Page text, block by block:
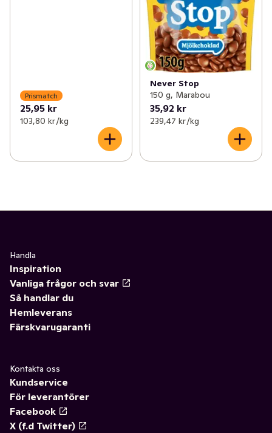
Prismatch
25,95 kr
103,80 kr /kg
Never Stop
150 g, Marabou
35,92 kr
239,47 kr /kg
Handla
Inspiration
Vanliga frågor och svar
Så handlar du
Hemleverans
Färskvarugaranti
Kontakta oss
Kundservice
För leverantörer
Facebook
X (f.d Twitter)